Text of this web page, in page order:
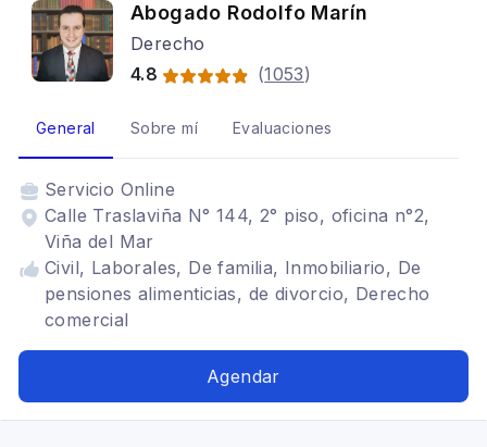
Abogado Rodolfo Marín
Derecho
4.8
(1053)
General Sobre mí Evaluaciones
Servicio Online
Calle Traslaviña N° 144, 2° piso, oficina n°2,
Viña del Mar
Civil, Laborales, De familia, Inmobiliario, De
pensiones alimenticias, de divorcio, Derecho
comercial
Agendar